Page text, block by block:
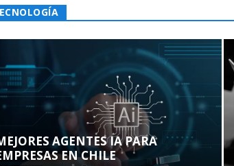
AGENTES IA PARA
EN CHILE